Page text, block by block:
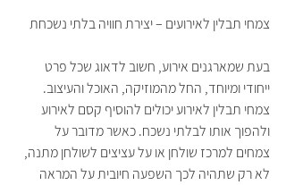
צמחי תבלין לאירועים – יצירת חוויה בלתי נשכחת
בעת שמארגנים אירוע, חשוב לדאוג שכל פרט
ייחודי ומיוחד, החל מהמוזיקה, האוכל והעיצוב.
צמחי תבלין לאירוע יכולים להוסיף קסם לאירוע
ולהפוך אותו לבלתי נשכח. כאשר מדובר על
צמחים למרכז שולחן או על עציצים לשולחן מתנה,
לא רק שתהיה לכך השפעה חיובית על המראה